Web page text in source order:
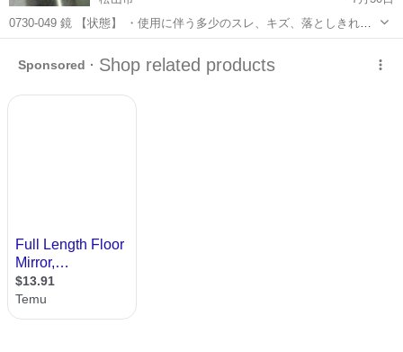
0730-049 鏡 【状態】 ・使用に伴う多少のスレ、キズ、落としきれな
い汚れなどございます ・詳細は現地でご確認ください ・お値引きは出
来かねますのでご了承願います ※中古品のため、状態についてはご理